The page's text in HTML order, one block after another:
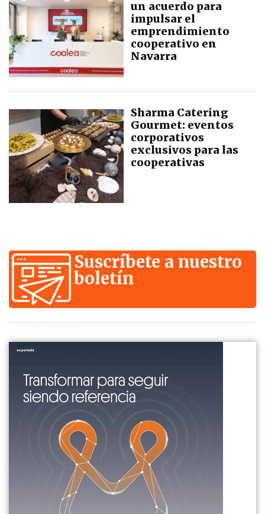
un acuerdo para
impulsar el
emprendimiento
cooperativo en
Navarra
Sharma Catering
Gourmet: eventos
corporativos
exclusivos para las
cooperativas
Suscríbete a nuestro
boletín